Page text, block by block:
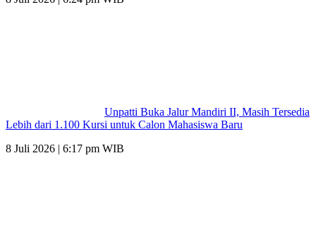
Unpatti Buka Jalur Mandiri II, Masih Tersedia
Lebih dari 1.100 Kursi untuk Calon Mahasiswa Baru
8 Juli 2026 | 6:17 pm WIB